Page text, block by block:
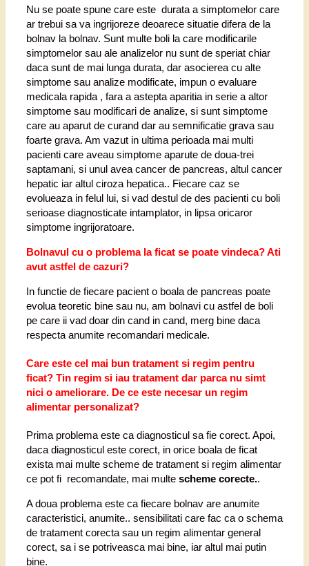
Nu se poate spune care este durata a simptomelor care
ar trebui sa va ingrijoreze deoarece situatie difera de la
bolnav la bolnav. Sunt multe boli la care modificarile
simptomelor sau ale analizelor nu sunt de speriat chiar
daca sunt de mai lunga durata, dar asocierea cu alte
simptome sau analize modificate, impun o evaluare
medicala rapida , fara a astepta aparitia in serie a altor
simptome sau modificari de analize, si sunt simptome
care au aparut de curand dar au semnificatie grava sau
foarte grava. Am vazut in ultima perioada mai multi
pacienti care aveau simptome aparute de doua-trei
saptamani, si unul avea cancer de pancreas, altul cancer
hepatic iar altul ciroza hepatica.. Fiecare caz se
evolueaza in felul lui, si vad destul de des pacienti cu boli
serioase diagnosticate intamplator, in lipsa oricaror
simptome ingrijoratoare.
Bolnavul cu o problema la ficat se poate vindeca? Ati
avut astfel de cazuri?
In functie de fiecare pacient o boala de pancreas poate
evolua teoretic bine sau nu, am bolnavi cu astfel de boli
pe care ii vad doar din cand in cand, merg bine daca
respecta anumite recomandari medicale.
Care este cel mai bun tratament si regim pentru
ficat? Tin regim si iau tratament dar parca nu simt
nici o ameliorare. De ce este necesar un regim
alimentar personalizat?
Prima problema este ca diagnosticul sa fie corect. Apoi,
daca diagnosticul este corect, in orice boala de ficat
exista mai multe scheme de tratament si regim alimentar
ce pot fi recomandate, mai multe scheme corecte..
A doua problema este ca fiecare bolnav are anumite
caracteristici, anumite.. sensibilitati care fac ca o schema
de tratament corecta sau un regim alimentar general
corect, sa i se potriveasca mai bine, iar altul mai putin
bine.